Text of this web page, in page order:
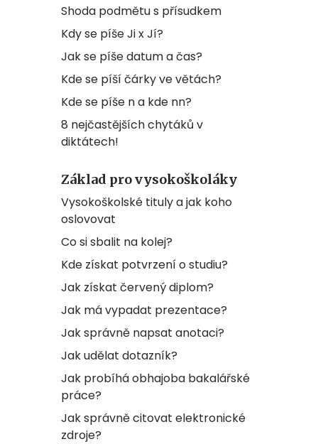
Shoda podmětu s přísudkem
Kdy se píše Ji x Jí?
Jak se píše datum a čas?
Kde se píší čárky ve větách?
Kde se píše n a kde nn?
8 nejčastějších chytáků v
diktátech!
Základ pro vysokoškoláky
Vysokoškolské tituly a jak koho
oslovovat
Co si sbalit na kolej?
Kde získat potvrzení o studiu?
Jak získat červený diplom?
Jak má vypadat prezentace?
Jak správně napsat anotaci?
Jak udělat dotazník?
Jak probíhá obhajoba bakalářské
práce?
Jak správně citovat elektronické
zdroje?